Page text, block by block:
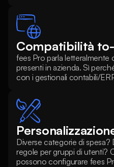
Compatibilità
fees Pro parla letteralmente
presenti in azienda. Sì
con i gestionali contabili/
Diverse categorie di spesa?
regole per gruppi di utenti?
possono configurare fees